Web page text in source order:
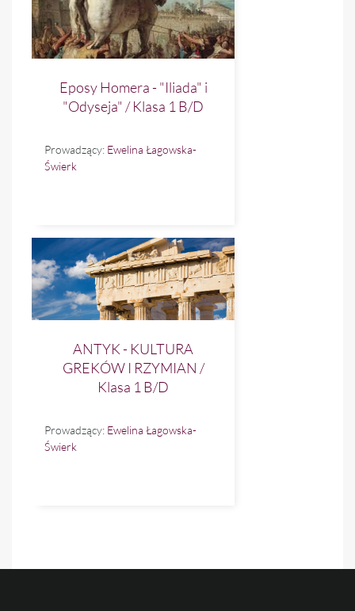
Eposy Homera - "Iliada" i
"Odyseja" / Klasa 1 B/D
Prowadzący: Ewelina Łagowska-
Świerk
ANTYK - KULTURA
GREKÓW I RZYMIAN /
Klasa 1 B/D
Prowadzący: Ewelina Łagowska-
Świerk